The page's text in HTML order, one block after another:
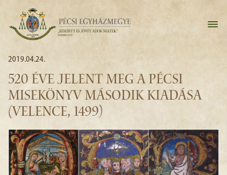
2019.04.24.
520 ÉVE JELENT MEG A PÉCSI
MISEKÖNYV MÁSODIK KIADÁSA
(VELENCE, 1499)